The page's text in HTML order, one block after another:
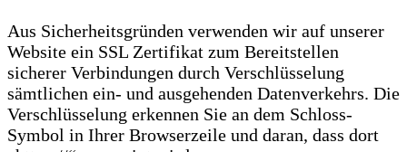
Aus Sicherheitsgründen verwenden wir auf unserer
Website ein SSL Zertifikat zum Bereitstellen
sicherer Verbindungen durch Verschlüsselung
sämtlichen ein- und ausgehenden Datenverkehrs. Die
Verschlüsselung erkennen Sie an dem Schloss-
Symbol in Ihrer Browserzeile und daran, dass dort